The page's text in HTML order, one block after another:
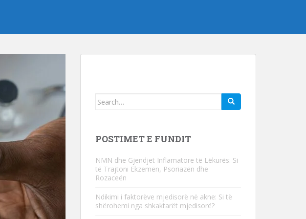
Kërko
POSTIMET E FUNDIT
NMN dhe Gjendjet Inflamatore të Lëkurës: Si
të Trajtoni Ekzemën, Psoriazën dhe
Rozaceën
Ndikimi i faktorëve mjedisorë në akne: Si të
shërohemi nga shkaktarët mjedisorë?